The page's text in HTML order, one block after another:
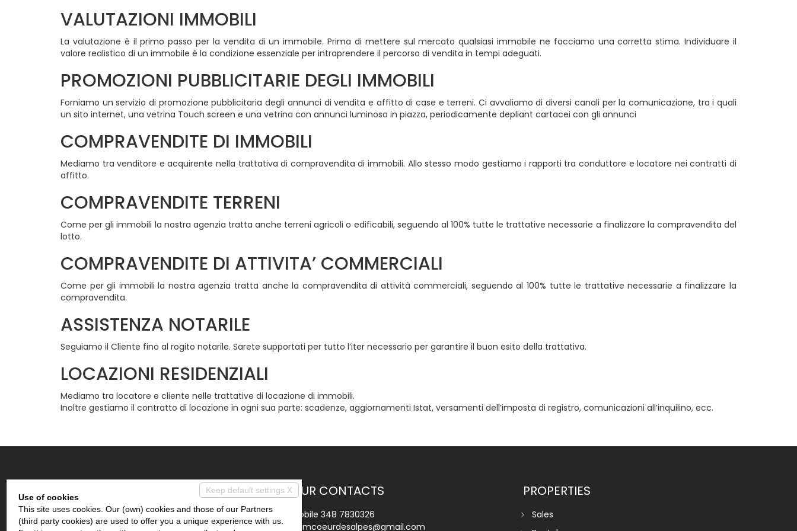
VALUTAZIONI IMMOBILI
La valutazione è il primo passo per la vendita di un immobile. Prima di mettere sul mercato qualsiasi immobile ne facciamo una corretta stima. Individuare il
valore realistico di un immobile è la condizione essenziale per intraprendere il percorso di vendita in tempi adeguati.
PROMOZIONI PUBBLICITARIE DEGLI IMMOBILI
Forniamo un servizio di promozione pubblicitaria degli annunci di vendita e affitto di case e terreni. Ci avvaliamo di diversi canali per la comunicazione, tra i quali
un sito internet, una vetrina Touch screen e una vetrina con annunci luminosa in piazza, periodicamente depliant cartacei con gli annunci
COMPRAVENDITE DI IMMOBILI
Mediamo tra venditore e acquirente nella trattativa di compravendita di immobili. Allo stesso modo gestiamo i rapporti tra conduttore e locatore nei contratti di
affitto.
COMPRAVENDITE TERRENI
Come per gli immobili la nostra agenzia tratta anche terreni agricoli o edificabili, seguendo al 100% tutte le trattative necessarie a finalizzare la compravendita del
lotto.
COMPRAVENDITE DI ATTIVITA’ COMMERCIALI
Come per gli immobili la nostra agenzia tratta anche la compravendita di attività commerciali, seguendo al 100% tutte le trattative necessarie a finalizzare la
compravendita.
ASSISTENZA NOTARILE
Seguiamo il Cliente fino al rogito notarile. Sarete supportati per tutto l’iter necessario per garantire il buon esito della trattativa.
LOCAZIONI RESIDENZIALI
Mediamo tra locatore e cliente nelle trattative di locazione di immobili.
Inoltre gestiamo il contratto di locazione in ogni sua parte: scadenze, aggiornamenti Istat, versamenti dell’imposta di registro, comunicazioni all’inquilino, ecc.
IMMOBILIARE COEUR DES ALPES
Piazza Frutaz, 18
11020 Mongnod AO
OUR CONTACTS
Mobile 348 7830326
immcoeurdesalpes@gmail.com
PROPERTIES
Sales
Keep default settings X
Use of cookies
This site uses cookies. Our (own) cookies and those of our Partners
(third party cookies) are used to offer you a unique experience with us.